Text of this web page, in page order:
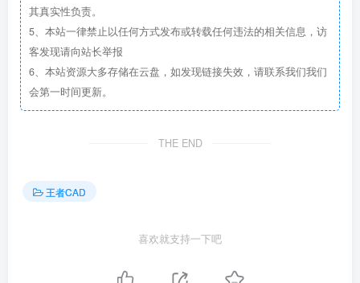
其真实性负责。
5、本站一律禁止以任何方式发布或转载任何违法的相关信息，访
客发现请向站长举报
6、本站资源大多存储在云盘，如发现链接失效，请联系我们我们
会第一时间更新。
THE END
王者CAD
喜欢就支持一下吧